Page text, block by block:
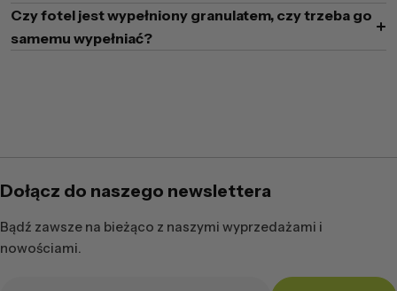
Czy fotel jest wypełniony granulatem, czy trzeba go
samemu wypełniać?
Dołącz do naszego newslettera
Bądź zawsze na bieżąco z naszymi wyprzedażami i
nowościami.